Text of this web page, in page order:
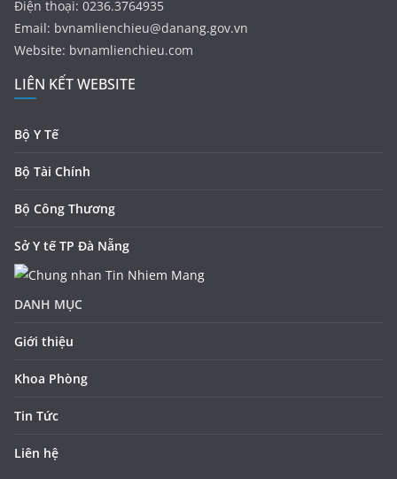
Điện thoại: 0236.3764935
Email: bvnamlienchieu@danang.gov.vn
Website: bvnamlienchieu.com
LIÊN KẾT WEBSITE
Bộ Y Tế
Bộ Tài Chính
Bộ Công Thương
Sở Y tế TP Đà Nẵng
DANH MỤC
Giới thiệu
Khoa Phòng
Tin Tức
Liên hệ